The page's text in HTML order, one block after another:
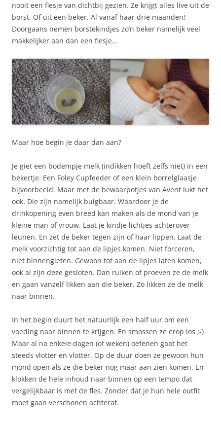
nooit een flesje van dichtbij gezien. Ze krijgt alles live uit de
borst. Of uit een beker. Al vanaf haar drie maanden!
Doorgaans nemen borstekindjes zo’n beker namelijk veel
makkelijker aan dan een flesje…
Maar hoe begin je daar dan aan?
Je giet een bodempje melk (indikken hoeft zelfs niet) in een
bekertje. Een Foley Cupfeeder of een klein borrelglaasje
bijvoorbeeld. Maar met de bewaarpotjes van Avent lukt het
ook. Die zijn namelijk buigbaar. Waardoor je de
drinkopening even breed kan maken als de mond van je
kleine man of vrouw. Laat je kindje lichtjes achterover
leunen. En zet de beker tegen zijn of haar lippen. Laat de
melk voorzichtig tot aan de lipjes komen. Niet forceren,
niet binnengieten. Gewoon tot aan de lipjes laten komen,
ook al zijn deze gesloten. Dan ruiken of proeven ze de melk
en gaan vanzelf likken aan die beker. Zo likken ze de melk
naar binnen.
In het begin duurt het natuurlijk een half uur om een
voeding naar binnen te krijgen. En smossen ze erop los ;-)
Maar al na enkele dagen (of weken) oefenen gaat het
steeds vlotter en vlotter. Op de duur doen ze gewoon hun
mond open als ze die beker nog maar aan zien komen. En
klokken de hele inhoud naar binnen op een tempo dat
vergelijkbaar is met de fles. Zonder dat je hun hele outfit
moet gaan verschonen achteraf.